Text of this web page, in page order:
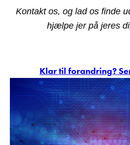
Kontakt os, og lad os finde
hjælpe jer på jeres
Klar til forandring?